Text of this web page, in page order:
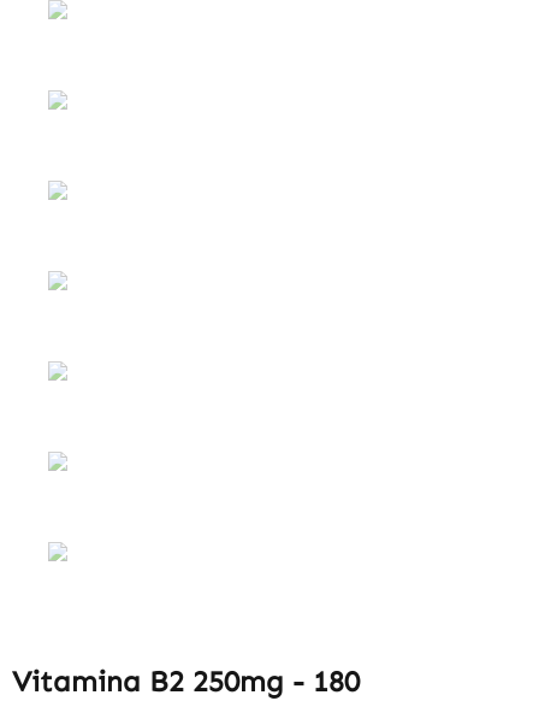
Vitamina B2 250mg - 180